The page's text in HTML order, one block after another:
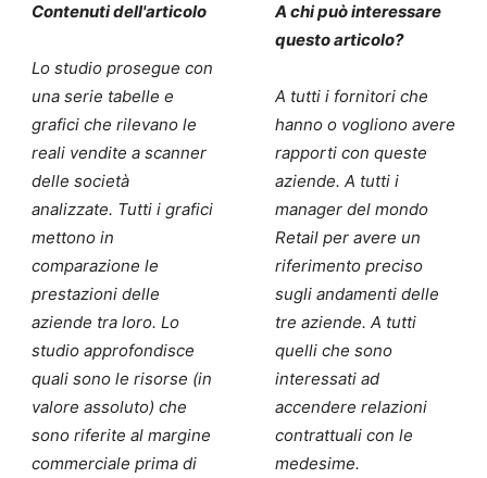
Contenuti dell'articolo
Lo studio prosegue con
una serie tabelle e
grafici che rilevano le
reali vendite a scanner
delle società
analizzate. Tutti i grafici
mettono in
comparazione le
prestazioni delle
aziende tra loro. Lo
studio approfondisce
quali sono le risorse (in
valore assoluto) che
sono riferite al margine
commerciale prima di
A chi può interessare
questo articolo?
A tutti i fornitori che
hanno o vogliono avere
rapporti con queste
aziende. A tutti i
manager del mondo
Retail per avere un
riferimento preciso
sugli andamenti delle
tre aziende. A tutti
quelli che sono
interessati ad
accendere relazioni
contrattuali con le
medesime.